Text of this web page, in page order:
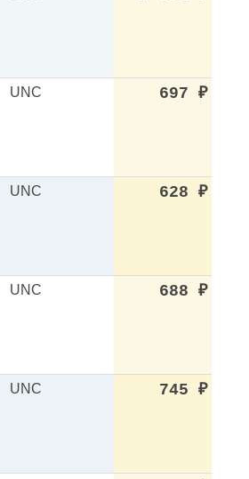
UNC 697 ₽
UNC 628 ₽
UNC 688 ₽
UNC 745 ₽